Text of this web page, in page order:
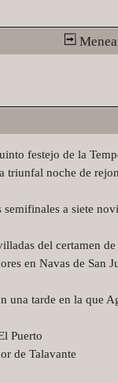
festejo de la
triunfal noche de
a siete
del certamen
en Navas de San
una tarde en la que
Puerto
de Talavante